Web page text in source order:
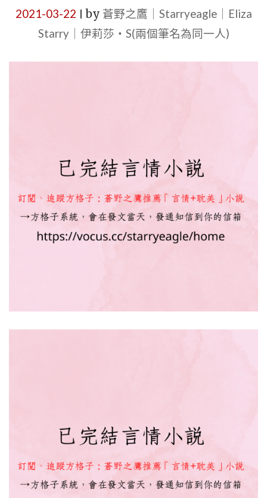
2021-03-22 by 蒼野之鷹｜Starryeagle｜Eliza
Starry｜伊莉莎・S(兩個筆名為同一人)